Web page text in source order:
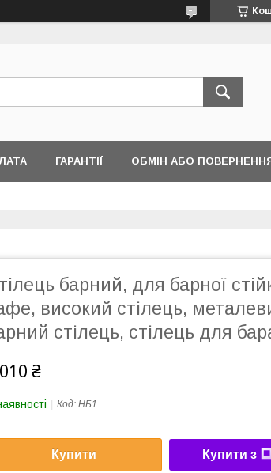
ГАРАНТІЇ ОБМІН АБО
барний, для барної
високий стілець,
стілець, стілець для
₴
Код: НБ1
Купити Купити з